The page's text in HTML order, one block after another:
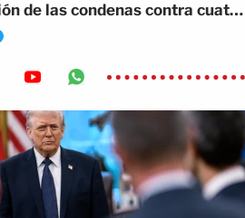
de las condenas contra cuatro